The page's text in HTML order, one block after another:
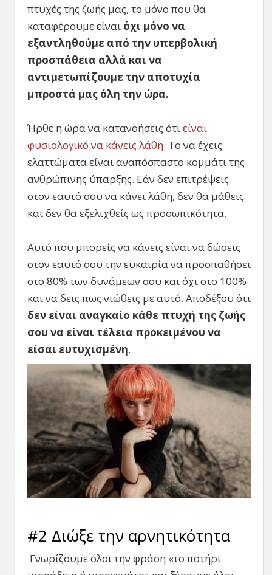
πτυχές της ζωής μας, το μόνο που θα
καταφέρουμε είναι όχι μόνο να
εξαντληθούμε από την υπερβολική
προσπάθεια αλλά και να
αντιμετωπίζουμε την αποτυχία
μπροστά μας όλη την ώρα.
Ήρθε η ώρα να κατανοήσεις ότιείναι
φυσιολογικό να κάνεις λάθη. Το να έχεις
ελαττώματα είναι αναπόσπαστο κομμάτι της
ανθρώπινης ύπαρξης. Εάν δεν επιτρέψεις
στον εαυτό σου να κάνει λάθη, δεν θα μάθεις
και δεν θα εξελιχθείς ως προσωπικότητα.
Αυτό που μπορείς να κάνεις είναι να δώσεις
στον εαυτό σου την ευκαιρία να προσπαθήσει
στο 80% των δυνάμεων σου και όχι στο 100%
και να δεις πως νιώθεις με αυτό. Αποδέξου ότι
δεν είναι αναγκαίο κάθε πτυχή της ζωής
σου να είναι τέλεια προκειμένου να
είσαι ευτυχισμένη.
#2 Διώξε την αρνητικότητα
Γνωρίζουμε όλοι την φράση «το ποτήρι